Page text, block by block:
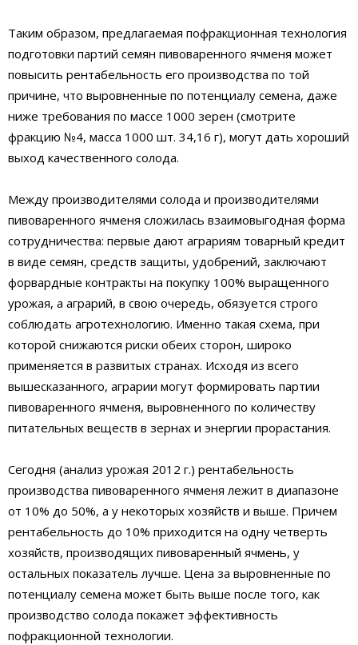
Таким образом, предлагаемая пофракционная технология
подготовки партий семян пивоваренного ячменя может
повысить рентабельность его производства по той
причине, что выровненные по потенциалу семена, даже
ниже требования по массе 1000 зерен (смотрите
фракцию №4, масса 1000 шт. 34,16 г), могут дать хороший
выход качественного солода.
Между производителями солода и производителями
пивоваренного ячменя сложилась взаимовыгодная форма
сотрудничества: первые дают аграриям товарный кредит
в виде семян, средств защиты, удобрений, заключают
форвардные контракты на покупку 100% выращенного
урожая, а аграрий, в свою очередь, обязуется строго
соблюдать агротехнологию. Именно такая схема, при
которой снижаются риски обеих сторон, широко
применяется в развитых странах. Исходя из всего
вышесказанного, аграрии могут формировать партии
пивоваренного ячменя, выровненного по количеству
питательных веществ в зернах и энергии прорастания.
Сегодня (анализ урожая 2012 г.) рентабельность
производства пивоваренного ячменя лежит в диапазоне
от 10% до 50%, а у некоторых хозяйств и выше. Причем
рентабельность до 10% приходится на одну четверть
хозяйств, производящих пивоваренный ячмень, у
остальных показатель лучше. Цена за выровненные по
потенциалу семена может быть выше после того, как
производство солода покажет эффективность
пофракционной технологии.